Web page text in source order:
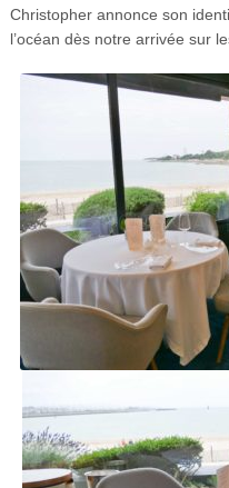
Christopher annonce son
l’océan dès notre arrivée sur